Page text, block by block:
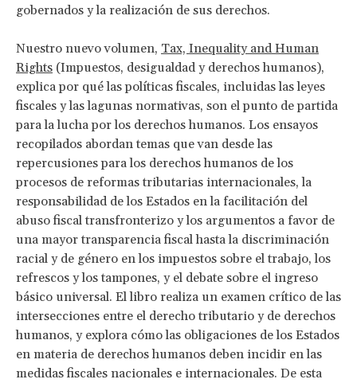
gobernados y la realización de sus derechos.
Nuestro nuevo volumen, Tax, Inequality and Human
Rights (Impuestos, desigualdad y derechos humanos),
explica por qué las políticas fiscales, incluidas las leyes
fiscales y las lagunas normativas, son el punto de partida
para la lucha por los derechos humanos. Los ensayos
recopilados abordan temas que van desde las
repercusiones para los derechos humanos de los
procesos de reformas tributarias internacionales, la
responsabilidad de los Estados en la facilitación del
abuso fiscal transfronterizo y los argumentos a favor de
una mayor transparencia fiscal hasta la discriminación
racial y de género en los impuestos sobre el trabajo, los
refrescos y los tampones, y el debate sobre el ingreso
básico universal. El libro realiza un examen crítico de las
intersecciones entre el derecho tributario y de derechos
humanos, y explora cómo las obligaciones de los Estados
en materia de derechos humanos deben incidir en las
medidas fiscales nacionales e internacionales. De esta